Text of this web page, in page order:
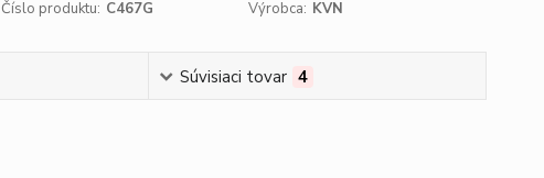
Číslo produktu: C467G Výrobca: KVN
Súvisiaci tovar 4